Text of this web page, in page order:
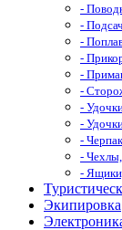
-
-
-
-
-
-
-
-
-
-
-
Экипировка